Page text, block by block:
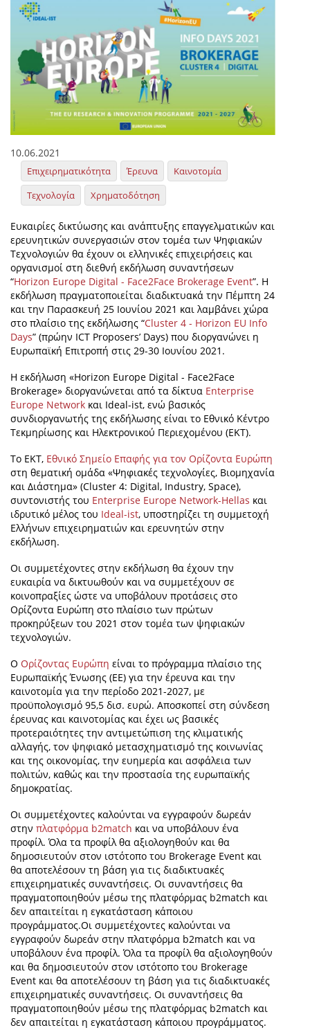
10.06.2021
Επιχειρηματικότητα Έρευνα
Καινοτομία
Τεχνολογία
Χρηματοδότηση
Ευκαιρίες δικτύωσης και ανάπτυξης επαγγελματικών και
ερευνητικών συνεργασιών στον τομέα των Ψηφιακών
Τεχνολογιών θα έχουν οι ελληνικές επιχειρήσεις και
οργανισμοί στη διεθνή εκδήλωση συναντήσεων
“Horizon Europe Digital - Face2Face Brokerage Event”. Η
εκδήλωση πραγματοποιείται διαδικτυακά την Πέμπτη 24
και την Παρασκευή 25 Ιουνίου 2021 και λαμβάνει χώρα
στο πλαίσιο της εκδήλωσης “Cluster 4 - Horizon EU Info
Days” (πρώην ICT Proposers’ Days) που διοργανώνει η
Ευρωπαϊκή Επιτροπή στις 29-30 Ιουνίου 2021.
Η εκδήλωση «Horizon Europe Digital - Face2Face
Brokerage» διοργανώνεται από τα δίκτυα Enterprise
Europe Network και Ideal-ist, ενώ βασικός
συνδιοργανωτής της εκδήλωσης είναι το Εθνικό Κέντρο
Τεκμηρίωσης και Ηλεκτρονικού Περιεχομένου (EKT).
Το ΕΚΤ, Εθνικό Σημείο Επαφής για τον Ορίζοντα Ευρώπη
στη θεματική ομάδα «Ψηφιακές τεχνολογίες, Βιομηχανία
και Διάστημα» (Cluster 4: Digital, Industry, Space),
συντονιστής του Enterprise Europe Network-Hellas και
ιδρυτικό μέλος του Ideal-ist, υποστηρίζει τη συμμετοχή
Ελλήνων επιχειρηματιών και ερευνητών στην
εκδήλωση.
Οι συμμετέχοντες στην εκδήλωση θα έχουν την
ευκαιρία να δικτυωθούν και να συμμετέχουν σε
κοινοπραξίες ώστε να υποβάλουν προτάσεις στο
Ορίζοντα Ευρώπη στο πλαίσιο των πρώτων
προκηρύξεων του 2021 στον τομέα των ψηφιακών
τεχνολογιών.
Ο Ορίζοντας Ευρώπη είναι το πρόγραμμα πλαίσιο της
Ευρωπαϊκής Ένωσης (ΕΕ) για την έρευνα και την
καινοτομία για την περίοδο 2021-2027, με
προϋπολογισμό 95,5 δισ. ευρώ. Αποσκοπεί στη σύνδεση
έρευνας και καινοτομίας και έχει ως βασικές
προτεραιότητες την αντιμετώπιση της κλιματικής
αλλαγής, τον ψηφιακό μετασχηματισμό της κοινωνίας
και της οικονομίας, την ευημερία και ασφάλεια των
πολιτών, καθώς και την προστασία της ευρωπαϊκής
δημοκρατίας.
Οι συμμετέχοντες καλούνται να εγγραφούν δωρεάν
στην πλατφόρμα b2match και να υποβάλουν ένα
προφίλ. Όλα τα προφίλ θα αξιολογηθούν και θα
δημοσιευτούν στον ιστότοπο του Brokerage Event και
θα αποτελέσουν τη βάση για τις διαδικτυακές
επιχειρηματικές συναντήσεις. Οι συναντήσεις θα
πραγματοποιηθούν μέσω της πλατφόρμας b2match και
δεν απαιτείται η εγκατάσταση κάποιου
προγράμματος.Οι συμμετέχοντες καλούνται να
εγγραφούν δωρεάν στην πλατφόρμα b2match και να
υποβάλουν ένα προφίλ. Όλα τα προφίλ θα αξιολογηθούν
και θα δημοσιευτούν στον ιστότοπο του Brokerage
Event και θα αποτελέσουν τη βάση για τις διαδικτυακές
επιχειρηματικές συναντήσεις. Οι συναντήσεις θα
πραγματοποιηθούν μέσω της πλατφόρμας b2match και
δεν απαιτείται η εγκατάσταση κάποιου προγράμματος.